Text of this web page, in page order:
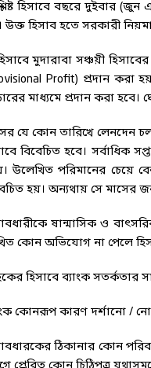
হিসাবে বছরে দুইবার
উক্ত হিসাব হতে সরকারী
মুদারাবা সঞ্চয়ী
Profit) প্রদান করা
মাধ্যমে প্রদান করা
যে কোন তারিখে লেনদেন
বিবেচিত হবে। সর্বাধিক
উলে­খিত পরিমানের চেয়ে
হয়। অন্যথায় সে মাসের
ষান্মাসিক ও
কোন অভিযোগ না পেলে
হিসাবে ব্যাংক
কোনরূপ কারণ দর্শানো /
ঠিকানার কোন